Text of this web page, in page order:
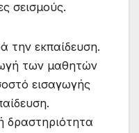
σεισμούς.
την εκπαίδευση.
των μαθητών
εισαγωγής
δραστηριότητα